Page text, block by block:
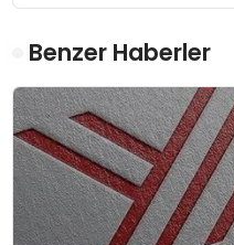
Benzer Haberler